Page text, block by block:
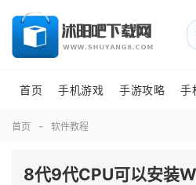
首页 手机游戏 手游攻略 手
首页 软件教程
8代9代CPU可以安装